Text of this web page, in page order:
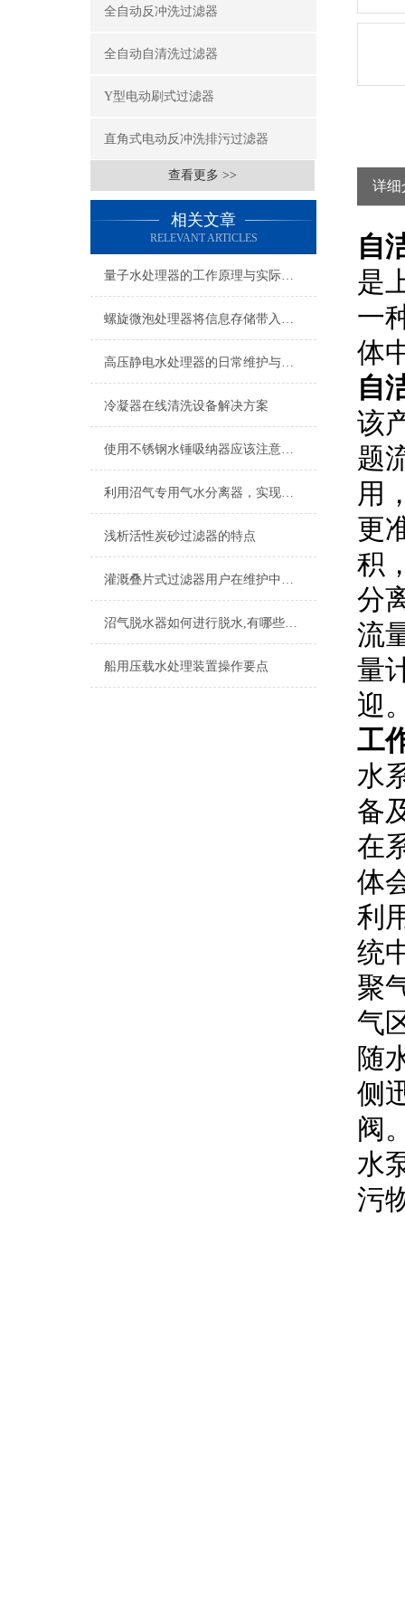
全自动反冲洗过滤器
全自动自清洗过滤器
Y型电动刷式过滤器
直角式电动反冲洗排污过滤器
查看更多 >>
相关文章
RELEVANT ARTICLES
量子水处理器的工作原理与实际应用
螺旋微泡处理器将信息存储带入新的时代
高压静电水处理器的日常维护与保养要点
冷凝器在线清洗设备解决方案
使用不锈钢水锤吸纳器应该注意的几个要点
利用沼气专用气水分离器，实现高效能源转换
浅析活性炭砂过滤器的特点
灌溉叠片式过滤器用户在维护中可以避免的误区
沼气脱水器如何进行脱水,有哪些脱水方法?
船用压载水处理装置操作要点
详细
自
是
一
体
自
该
题
用
更
积
分
流
量
迎
工
水
备
在
体
利
统
聚
气
随
侧
阀
水
污